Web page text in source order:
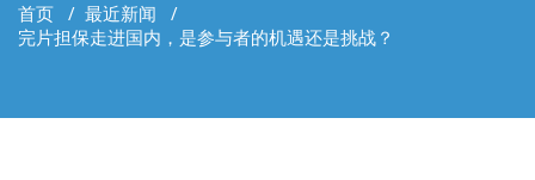
首页 / 最近新闻 /
完片担保走进国内，是参与者的机遇还是挑战？